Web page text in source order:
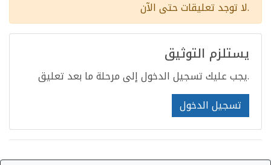
لا توجد تعليقات حتى الآن.
يستلزم التوثيق
يجب عليك تسجيل الدخول إلى مرحلة ما بعد تعليق.
تسجيل الدخول